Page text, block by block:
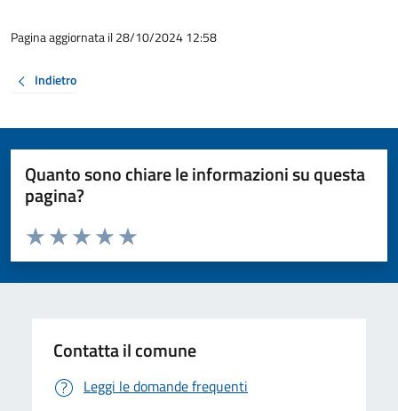
Pagina aggiornata il 28/10/2024 12:58
Indietro
Quanto sono chiare le informazioni su questa
pagina?
Valuta da 1 a 5 stelle la pagina
Valuta 5 stelle su 5
Valuta 4 stelle su 5
Valuta 3 stelle su 5
Valuta 2 stelle su 5
Valuta 1 stelle su 5
Contatta il comune
Leggi le domande frequenti